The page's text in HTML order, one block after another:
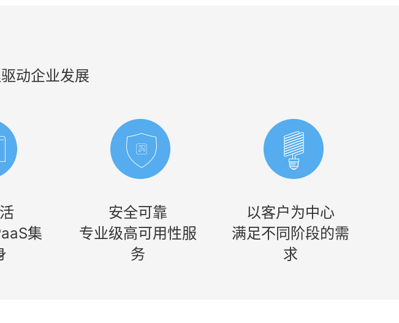
动企业发展
集
安全可靠
专业级高可用性服
务
以客户为中心
满足不同阶段的需
求